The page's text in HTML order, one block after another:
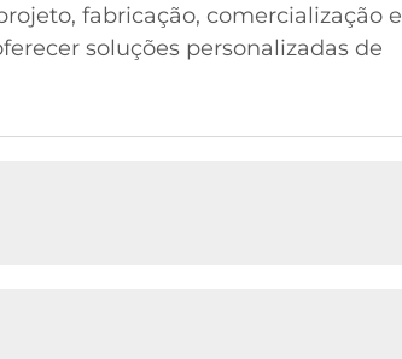
fabricação, comercialização e
soluções personalizadas de